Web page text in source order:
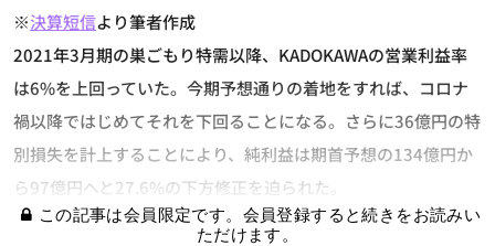
※決算短信より筆者作成
2021年3月期の巣ごもり特需以降、KADOKAWAの営業利益率
は6%を上回っていた。今期予想通りの着地をすれば、コロナ
禍以降ではじめてそれを下回ることになる。さらに36億円の特
別損失を計上することにより、純利益は期首予想の134億円か
ら97億円へと27.6%の下方修正を迫られた。
この記事は会員限定です。会員登録すると続きをお読みい
ただけます。